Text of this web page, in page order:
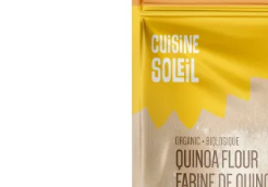
AJOUTER AU PANIER